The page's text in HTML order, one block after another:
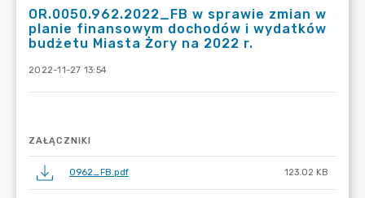
OR.0050.962.2022_FB w sprawie zmian w
planie finansowym dochodów i wydatków
budżetu Miasta Żory na 2022 r.
2022-11-27 13:54
ZAŁĄCZNIKI
0962_FB.pdf 123.02 KB